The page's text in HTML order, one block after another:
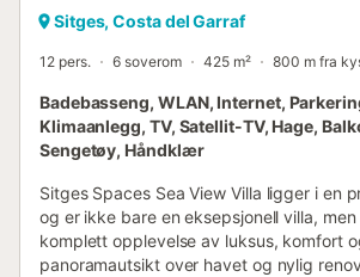
Sitges, Costa del Garraf
12 pers. 6 soverom 425 m² 800 m fra
Badebasseng, WLAN, Internet,
Klimaanlegg, TV, Satellit-TV, Hage,
Sengetøy, Håndklær
Sitges Spaces Sea View Villa ligger i en
og er ikke bare en eksepsjonell villa, men
komplett opplevelse av luksus, komfort
panoramautsikt over havet og nylig